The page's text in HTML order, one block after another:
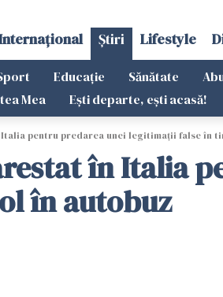
Știri Lifestyle
Educație Sănătate
Mea
Ești departe, ești acasă!
Italia pentru predarea unei legitimații false în
în Italia
în autobuz